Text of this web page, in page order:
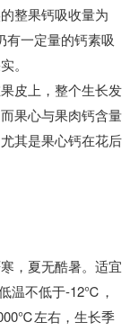
整果钙吸收量为
有一定量的钙素吸
。
皮上，整个生长发
果心与果肉钙含量
其是果心钙在花后
，夏无酷暑。适宜
温不低于-12℃，
左右，生长季